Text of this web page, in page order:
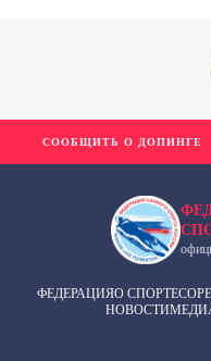
ФЕДЕРАЦИЯО СПОРТЕ
НОВОСТИ
СООБЩИТЬ О ДОПИНГЕ